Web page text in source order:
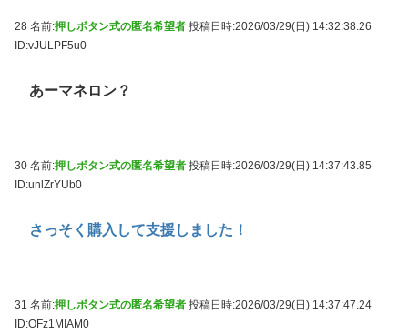
28 名前:押しボタン式の匿名希望者 投稿日時:2026/03/29(日) 14:32:38.26
ID:vJULPF5u0
あーマネロン？
30 名前:押しボタン式の匿名希望者 投稿日時:2026/03/29(日) 14:37:43.85
ID:unlZrYUb0
さっそく購入して支援しました！
31 名前:押しボタン式の匿名希望者 投稿日時:2026/03/29(日) 14:37:47.24
ID:OFz1MIAM0